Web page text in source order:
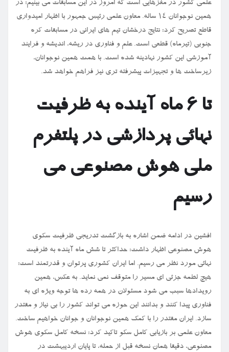
علمی کشور در مغزهایی است که امروز در این مسابقات می بینیم؛ در
همین نوجوانان ۱۴ ساله. معاون علمی رئیس جمهور با اظهار امیدواری
قاطع تصریح کرد: نتایج درخشان تیم های ایرانی در مسابقات کره
جنوبی (تیرماه) قطعی است. علم و فناوری در ریشه، اندیشه و فرایند
آموزشی این کشور نهادینه شده است. با همت همین نوجوانان،
زیرساخت ها و تجهیزات پیشرفته تری نیز فراهم خواهد شد.
تا ۶ ماه آینده به ظرفیت
نهائی پردازشی در پلتفرم
ملی هوش مصنوعی می
رسیم
افشین در ادامه ضمن اشاره به بازگشت تدریجی ظرفیت سکوی
هوش مصنوعی اظهار داشت: حداکثر تا شش ماه آینده به ظرفیت
نهائی مورد نظر می رسیم. اما ایران کشوری پرتوان و قدرتمند است؛
هیچ لطمه جزئی ای مسیر را متوقف نمی نماید. به عکس، همین
رویدادها سبب می شود مسئولان در همه رده ها توجه ویژه ای به
فناوری پیدا کنند و بدانند این حوزه می تواند کشور را بی نیاز و مقتدر
سازد. ایران مقتدر را با کمک همین نوجوانان و جوانان خواهیم ساخت.
معاون علمی بر بازیابی کامل سکو تاکید کرد: نسخه کامل سکوی هوش
مصنوعی، دقیقا همان نسخه قبل از حمله، تا پایان اردیبهشت در